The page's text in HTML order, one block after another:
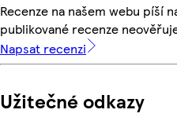
Recenze na našem webu píší
publikované recenze
Napsat recenzi
Užitečné odkazy